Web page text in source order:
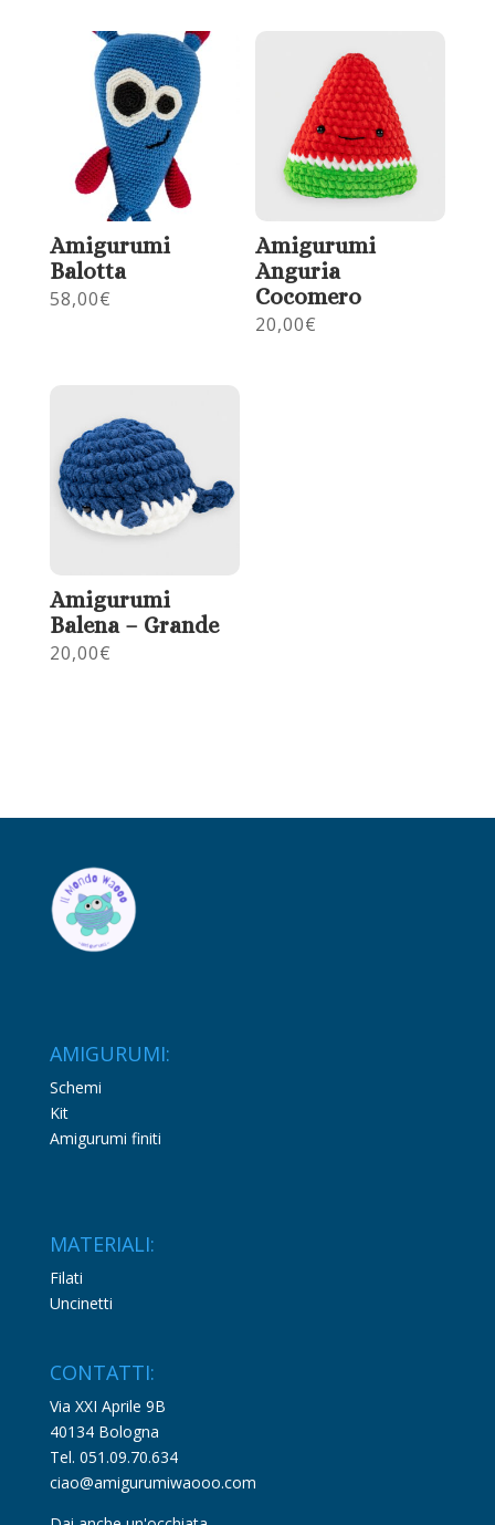
Amigurumi
Balotta
58,00€
Amigurumi
Anguria
Cocomero
20,00€
Amigurumi
Balena – Grande
20,00€
AMIGURUMI:
Schemi
Kit
Amigurumi finiti
MATERIALI:
Filati
Uncinetti
CONTATTI:
Via XXI Aprile 9B
40134 Bologna
Tel. 051.09.70.634
ciao@amigurumiwaooo.com